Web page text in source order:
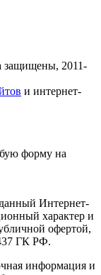
защищены, 2011-
и интернет-
форму на
Интернет-
характер и
офертой,
ГК РФ.
информация и